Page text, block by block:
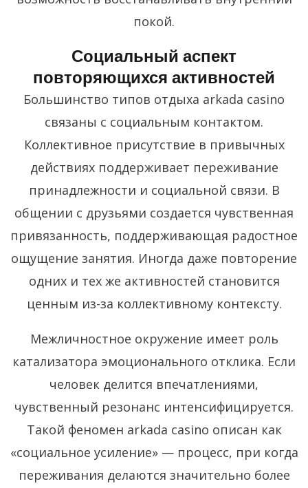
покой.
Социальный аспект
повторяющихся активностей
Большинство типов отдыха arkada casino
связаны с социальным контактом.
Коллективное присутствие в привычных
действиях поддерживает переживание
принадлежности и социальной связи. В
общении с друзьями создается чувственная
привязанность, поддерживающая радостное
ощущение занятия. Иногда даже повторение
одних и тех же активностей становится
ценным из-за коллективному контексту.
Межличностное окружение имеет роль
катализатора эмоционального отклика. Если
человек делится впечатлениями,
чувственный резонанс интенсифицируется.
Такой феномен arkada casino описан как
«социальное усиление» — процесс, при когда
переживания делаются значительно более